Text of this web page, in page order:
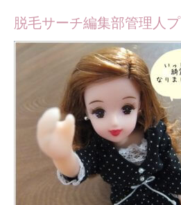
脱毛サーチ編集部管理人